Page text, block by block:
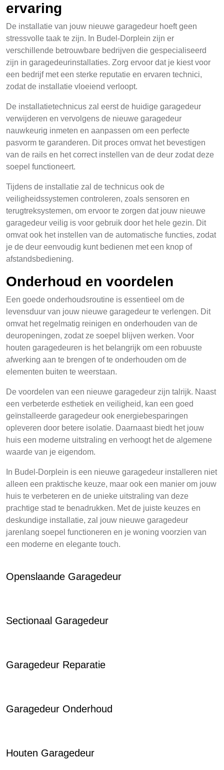
ervaring
De installatie van jouw nieuwe garagedeur hoeft geen
stressvolle taak te zijn. In Budel-Dorplein zijn er
verschillende betrouwbare bedrijven die gespecialiseerd
zijn in garagedeurinstallaties. Zorg ervoor dat je kiest voor
een bedrijf met een sterke reputatie en ervaren technici,
zodat de installatie vloeiend verloopt.
De installatietechnicus zal eerst de huidige garagedeur
verwijderen en vervolgens de nieuwe garagedeur
nauwkeurig inmeten en aanpassen om een perfecte
pasvorm te garanderen. Dit proces omvat het bevestigen
van de rails en het correct instellen van de deur zodat deze
soepel functioneert.
Tijdens de installatie zal de technicus ook de
veiligheidssystemen controleren, zoals sensoren en
terugtreksystemen, om ervoor te zorgen dat jouw nieuwe
garagedeur veilig is voor gebruik door het hele gezin. Dit
omvat ook het instellen van de automatische functies, zodat
je de deur eenvoudig kunt bedienen met een knop of
afstandsbediening.
Onderhoud en voordelen
Een goede onderhoudsroutine is essentieel om de
levensduur van jouw nieuwe garagedeur te verlengen. Dit
omvat het regelmatig reinigen en onderhouden van de
deuropeningen, zodat ze soepel blijven werken. Voor
houten garagedeuren is het belangrijk om een robuuste
afwerking aan te brengen of te onderhouden om de
elementen buiten te weerstaan.
De voordelen van een nieuwe garagedeur zijn talrijk. Naast
een verbeterde esthetiek en veiligheid, kan een goed
geïnstalleerde garagedeur ook energiebesparingen
opleveren door betere isolatie. Daarnaast biedt het jouw
huis een moderne uitstraling en verhoogt het de algemene
waarde van je eigendom.
In Budel-Dorplein is een nieuwe garagedeur installeren niet
alleen een praktische keuze, maar ook een manier om jouw
huis te verbeteren en de unieke uitstraling van deze
prachtige stad te benadrukken. Met de juiste keuzes en
deskundige installatie, zal jouw nieuwe garagedeur
jarenlang soepel functioneren en je woning voorzien van
een moderne en elegante touch.
Openslaande Garagedeur
Sectionaal Garagedeur
Garagedeur Reparatie
Garagedeur Onderhoud
Houten Garagedeur